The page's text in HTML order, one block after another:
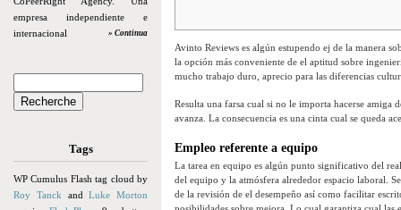
empresa independiente e
internacional
» Continua
Tags
WP Cumulus Flash tag cloud by
Roy Tanck andLuke Morton
Avinto Reviews es algún estupendo ej de la manera
la opción más conveniente de el aptitud sobre
mucho trabajo duro, aprecio para las diferencias
Resulta una farsa cual si no le importa hacerse
avanza. La consecuencia es una cinta cual se queda
Empleo referente a equipo
La tarea en equipo es algún punto significativo del
del equipo y la atmósfera alrededor espacio laboral.
de la revisión de el desempeño así­ como facilitar